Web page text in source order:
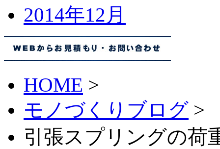
2014年12月
HOME >
モノづくりブログ >
引張スプリングの荷